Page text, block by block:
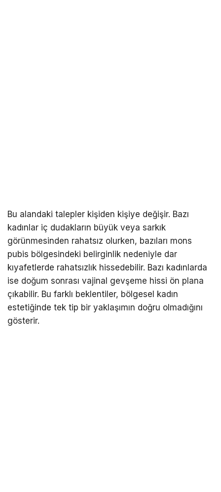
Bu alandaki talepler kişiden kişiye değişir. Bazı
kadınlar iç dudakların büyük veya sarkık
görünmesinden rahatsız olurken, bazıları mons
pubis bölgesindeki belirginlik nedeniyle dar
kıyafetlerde rahatsızlık hissedebilir. Bazı kadınlarda
ise doğum sonrası vajinal gevşeme hissi ön plana
çıkabilir. Bu farklı beklentiler, bölgesel kadın
estetiğinde tek tip bir yaklaşımın doğru olmadığını
gösterir.